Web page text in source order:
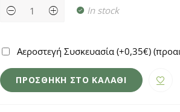
Emmental
au
quantity
In stock
Αεροστεγή Συσκευασία (+0,35€)
ΠΡΟΣΘΉΚΗ ΣΤΟ ΚΑΛΆΘΙ